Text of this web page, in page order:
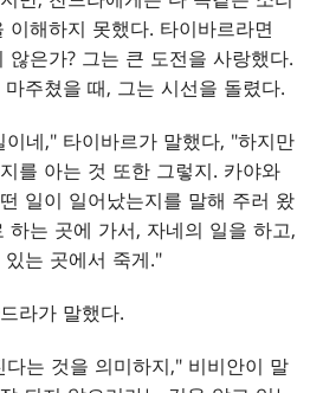
이해하지 못했다. 타이바르라면
않은가? 그는 큰 도전을 사랑했다.
주쳤을 때, 그는 시선을 돌렸다.
네," 타이바르가 말했다, "하지만
를 아는 것 또한 그렇지. 카야와
일이 일어났는지를 말해 주러 왔
하는 곳에 가서, 자네의 일을 하고,
는 곳에서 죽게."
라가 말했다.
는 것을 의미하지," 비비안이 말